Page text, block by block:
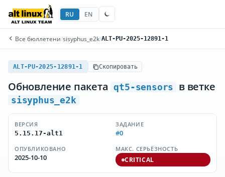
RU EN
Все бюллетени/sisyphus_e2k/ALT-PU-2025-12891-1
ALT-PU-2025-12891-1 Скопировать
Обновление пакета qt5-sensors в ветке
sisyphus_e2k
ВЕРСИЯ
5.15.17-alt1
ЗАДАНИЕ
#0
ОПУБЛИКОВАНО
2025-10-10
МАКС. СЕРЬЁЗНОСТЬ
CRITICAL